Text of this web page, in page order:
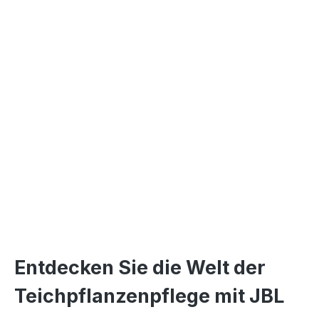
Entdecken Sie die Welt der
Teichpflanzenpflege mit JBL